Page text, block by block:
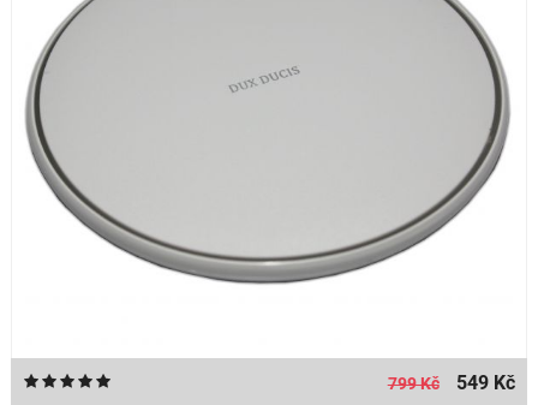
799 Kč 549 Kč